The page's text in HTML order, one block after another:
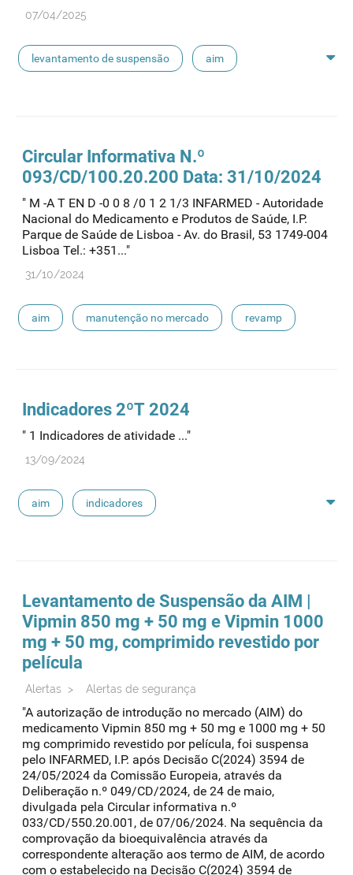
07/04/2025
levantamento de suspensão aim
Circular Informativa N.º
093/CD/100.20.200 Data: 31/10/2024
" M -A T EN D -0 0 8 /0 1 2 1/3 INFARMED - Autoridade
Nacional do Medicamento e Produtos de Saúde, I.P.
Parque de Saúde de Lisboa - Av. do Brasil, 53 1749-004
Lisboa Tel.: +351..."
31/10/2024
aim manutenção no mercado revamp
Indicadores 2ºT 2024
" 1 Indicadores de atividade ..."
13/09/2024
aim indicadores
Levantamento de Suspensão da AIM |
Vipmin 850 mg + 50 mg e Vipmin 1000
mg + 50 mg, comprimido revestido por
película
Alertas > Alertas de segurança
"A autorização de introdução no mercado (AIM) do
medicamento Vipmin 850 mg + 50 mg e 1000 mg + 50
mg comprimido revestido por película, foi suspensa
pelo INFARMED, I.P. após Decisão C(2024) 3594 de
24/05/2024 da Comissão Europeia, através da
Deliberação n.º 049/CD/2024, de 24 de maio,
divulgada pela Circular informativa n.º
033/CD/550.20.001, de 07/06/2024. Na sequência da
comprovação da bioequivalência através da
correspondente alteração aos termo de AIM, de acordo
com o estabelecido na Decisão C(2024) 3594 de